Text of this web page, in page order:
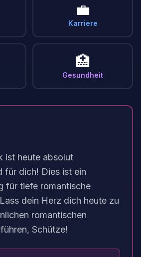
💼
Karriere
🏥
Gesundheit
ist heute absolut
für dich! Dies ist ein
für tiefe romantische
dein Herz dich heute zu
romantischen
Schütze!